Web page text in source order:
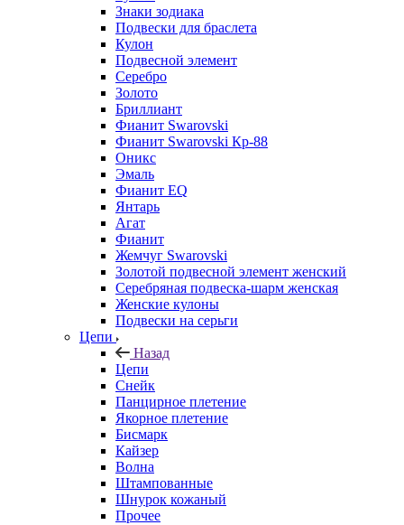
Знаки зодиака
Подвески для браслета
Кулон
Подвесной элемент
Серебро
Золото
Бриллиант
Фианит Swarovski
Фианит Swarovski Кр-88
Оникс
Эмаль
Фианит EQ
Янтарь
Агат
Фианит
Жемчуг Swarovski
Золотой подвесной элемент женcкий
Серебряная подвеска-шарм женская
Женские кулоны
Подвески на серьги
Цепи
Назад
Цепи
Снейк
Панцирное плетение
Якорное плетение
Бисмарк
Кайзер
Волна
Штампованные
Шнурок кожаный
Прочее